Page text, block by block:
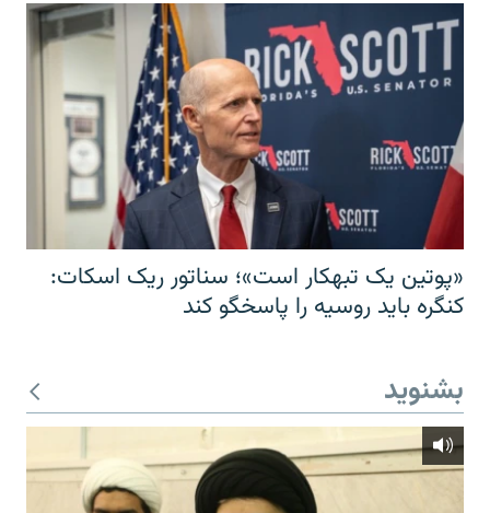
«پوتین یک تبهکار است»؛ سناتور ریک اسکات:
کنگره باید روسیه را پاسخگو کند
بشنوید